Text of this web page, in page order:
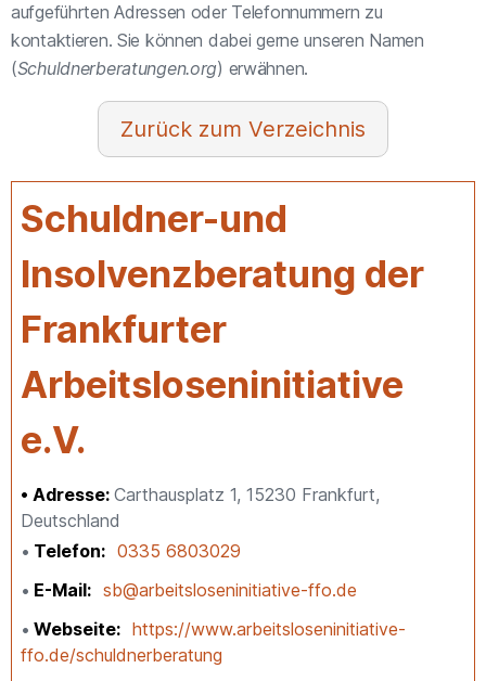
aufgeführten Adressen oder Telefonnummern zu
kontaktieren. Sie können dabei gerne unseren Namen
(Schuldnerberatungen.org) erwähnen.
Verzeichnis
Schuldner-und
Insolvenzberatung der
Frankfurter
Arbeitsloseninitiative
e.V.
Adresse: Carthausplatz 1, 15230 Frankfurt,
Deutschland
Telefon
0335 6803029
E-Mail
sb@arbeitsloseninitiative-ffo.de
Webseite
https://www.arbeitsloseninitiative-
ffo.de/schuldnerberatung